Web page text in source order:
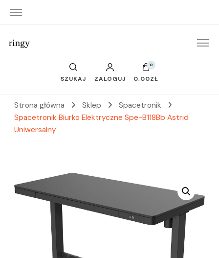
ringy
SZUKAJ ZALOGUJ
0
0,00ZŁ
Strona główna Sklep
Spacetronik
Spacetronik Biurko Elektryczne Spe-B118Bb Astrid
Uniwersalny